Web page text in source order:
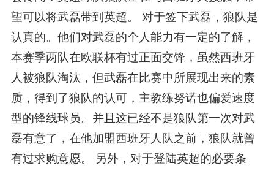
望可以将武磊带到英超。 对于签下武磊，狼队是
认真的。他们对武磊的个人能力有一定的了解，
本赛季两队在欧联杯有过正面交锋，虽然西班牙
人被狼队淘汰，但武磊在比赛中所展现出来的素
质，得到了狼队的认可，主教练努诺也偏爱速度
型的锋线球员。并且这已经不是狼队第一次对武
磊有意了，在他加盟西班牙人队之前，狼队就曾
有过求购意愿。 另外，对于登陆英超的必要条